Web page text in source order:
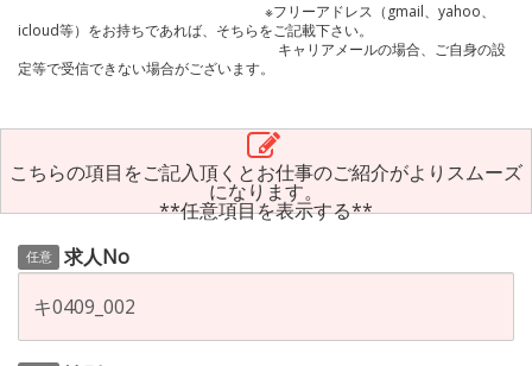
※フリーアドレス（gmail、yahoo、
icloud等）をお持ちであれば、そちらをご記載下さい。
キャリアメールの場合、ご自身の設
定等で受信できない場合がございます。
こちらの項目をご記入頂くとお仕事のご紹介がよりスムーズ
になります。
**任意項目を表示する**
任意 求人No